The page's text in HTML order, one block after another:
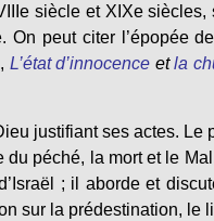
siècle et XIXe siècles,
peut citer l’épopée
L’état d’innocence et la
justifiant ses actes. Le
du péché, la mort et le
; il aborde et
sur la prédestination, le